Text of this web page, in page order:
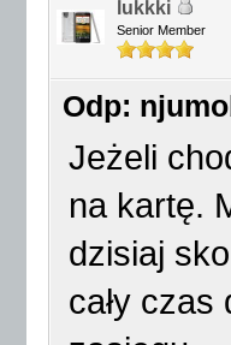
lukkki
Senior Member
Odp:
Jeżeli
na kartę.
dzisiaj
cały czas